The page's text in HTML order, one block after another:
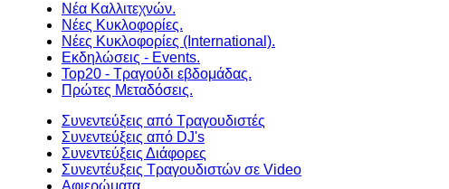
Νέα Καλλιτεχνών.
Νέες Κυκλοφορίες.
Νέες Κυκλοφορίες (International).
Εκδηλώσεις - Events.
Top20 - Τραγούδι εβδομάδας.
Πρώτες Μεταδόσεις.
Συνεντεύξεις από Τραγουδιστές
Συνεντεύξεις από DJ's
Συνεντεύξεις Διάφορες
Συνεντέυξεις Τραγουδιστών σε Video
Αφιερώματα.